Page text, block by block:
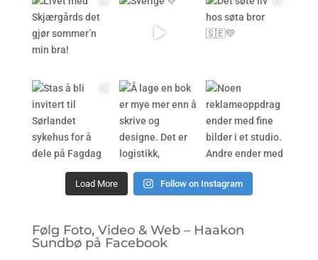
Load More Follow on Instagram
Følg Foto, Video & Web – Haakon
Sundbø på Facebook